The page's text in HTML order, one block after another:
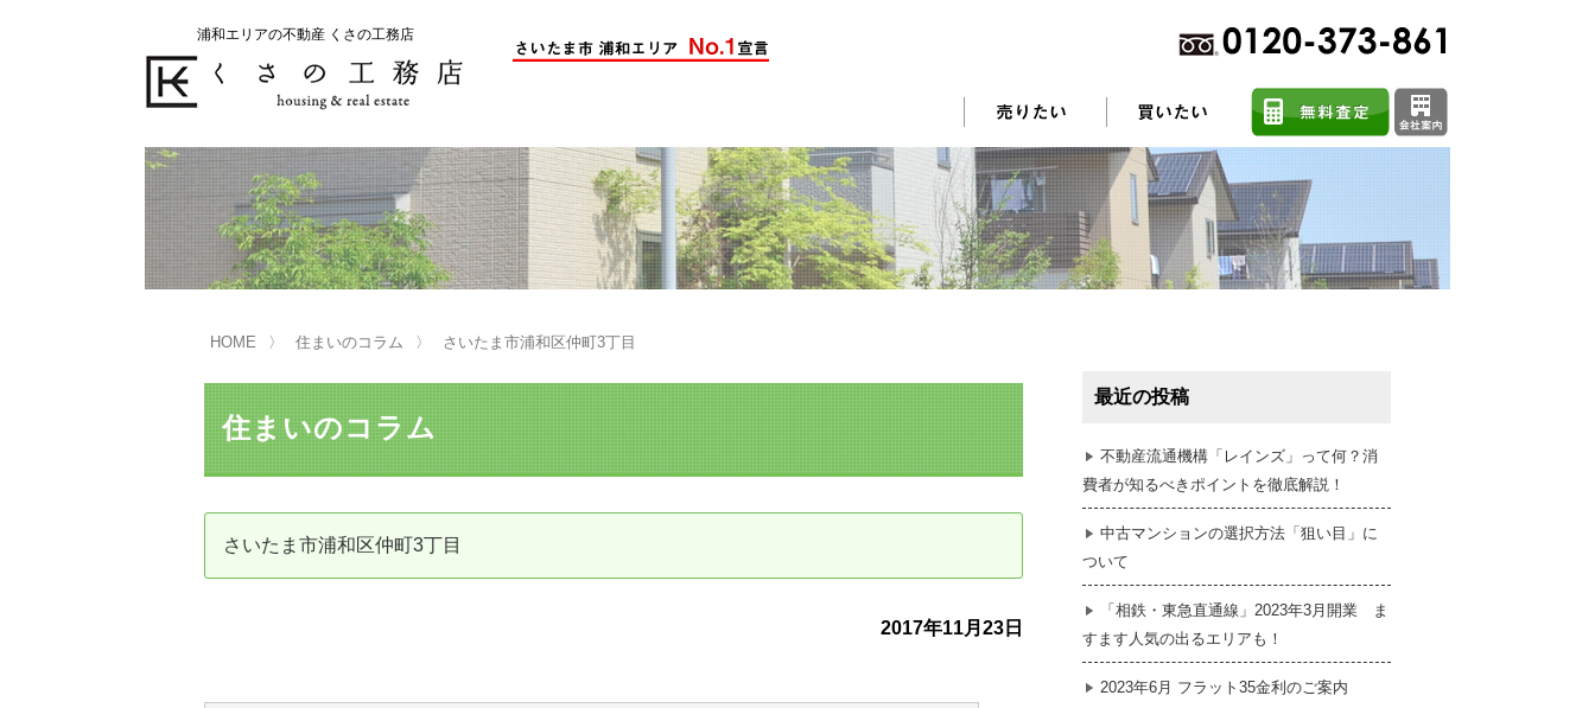
浦和エリアの不動産 くさの工務店
不動産の売却をお考えのお客様
くさの工務店が選ばれる理由 売却活動 売却されたお客様の声 不動産売却に関するよくある質問
買い替えサポート はじめての売却 不動産売却成功のコツ 任意売却
不動産の相続 売却前の修繕・リフォーム
売却の流れ（手順）
売買契約のご締結
不動産の購入をお考えのお客様
くさの工務店が選ばれる理由 購入されたお客様の声 不動産購入に関するよくある質問
住宅ローン控除・消費税について
リニュアル仲介とは
資産価値の減りにくい住宅購入 中古だから安心して購入できる仕組み リニュアル仲介で実現する豊かな暮らし はじめての物件探し
HOME 住まいのコラム さいたま市浦和区仲町3丁目
住まいのコラム
さいたま市浦和区仲町3丁目
2017年11月23日
最近の投稿
不動産流通機構「レインズ」って何？消
費者が知るべきポイントを徹底解説！
中古マンションの選択方法「狙い目」に
ついて
「相鉄・東急直通線」2023年3月開業 ま
すます人気の出るエリアも！
2023年6月 フラット35金利のご案内